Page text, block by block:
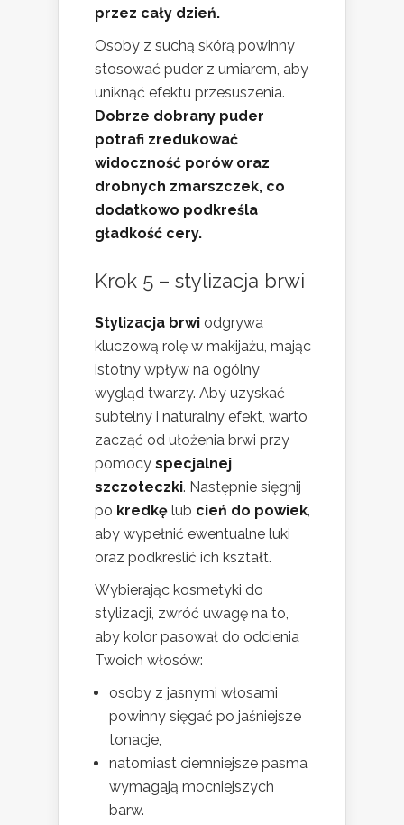
przez cały dzień.
Osoby z suchą skórą powinny
stosować puder z umiarem, aby
uniknąć efektu przesuszenia.
Dobrze dobrany puder
potrafi zredukować
widoczność porów oraz
drobnych zmarszczek, co
dodatkowo podkreśla
gładkość cery.
Krok 5 – stylizacja brwi
Stylizacja brwi odgrywa
kluczową rolę w makijażu, mając
istotny wpływ na ogólny
wygląd twarzy. Aby uzyskać
subtelny i naturalny efekt, warto
zacząć od ułożenia brwi przy
pomocy specjalnej
szczoteczki. Następnie sięgnij
po kredkę lub cień do powiek,
aby wypełnić ewentualne luki
oraz podkreślić ich kształt.
Wybierając kosmetyki do
stylizacji, zwróć uwagę na to,
aby kolor pasował do odcienia
Twoich włosów:
osoby z jasnymi włosami
powinny sięgać po jaśniejsze
tonacje,
natomiast ciemniejsze pasma
wymagają mocniejszych
barw.